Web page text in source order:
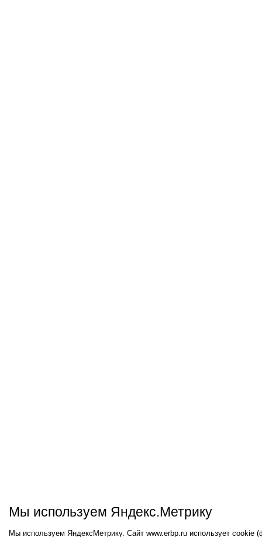
Мы используем Яндекс.Метрику
Мы используем ЯндексМетрику. Сайт www.erbp.ru использует